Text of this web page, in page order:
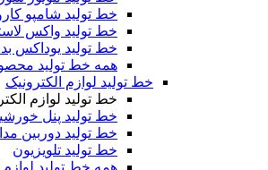
خط تولید شامپو
خط تولید واکس
خط تولید یوداکس
همه خط تولید
خط تولید لوازم الکترونیک
خط تولید لوازم
خط تولید پنل
خط تولید دوربین
خط تولید تلویزیون
همه خط تولید لوازم